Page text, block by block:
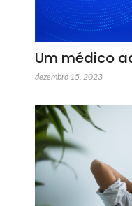
Um médico
dezembro 15, 2023